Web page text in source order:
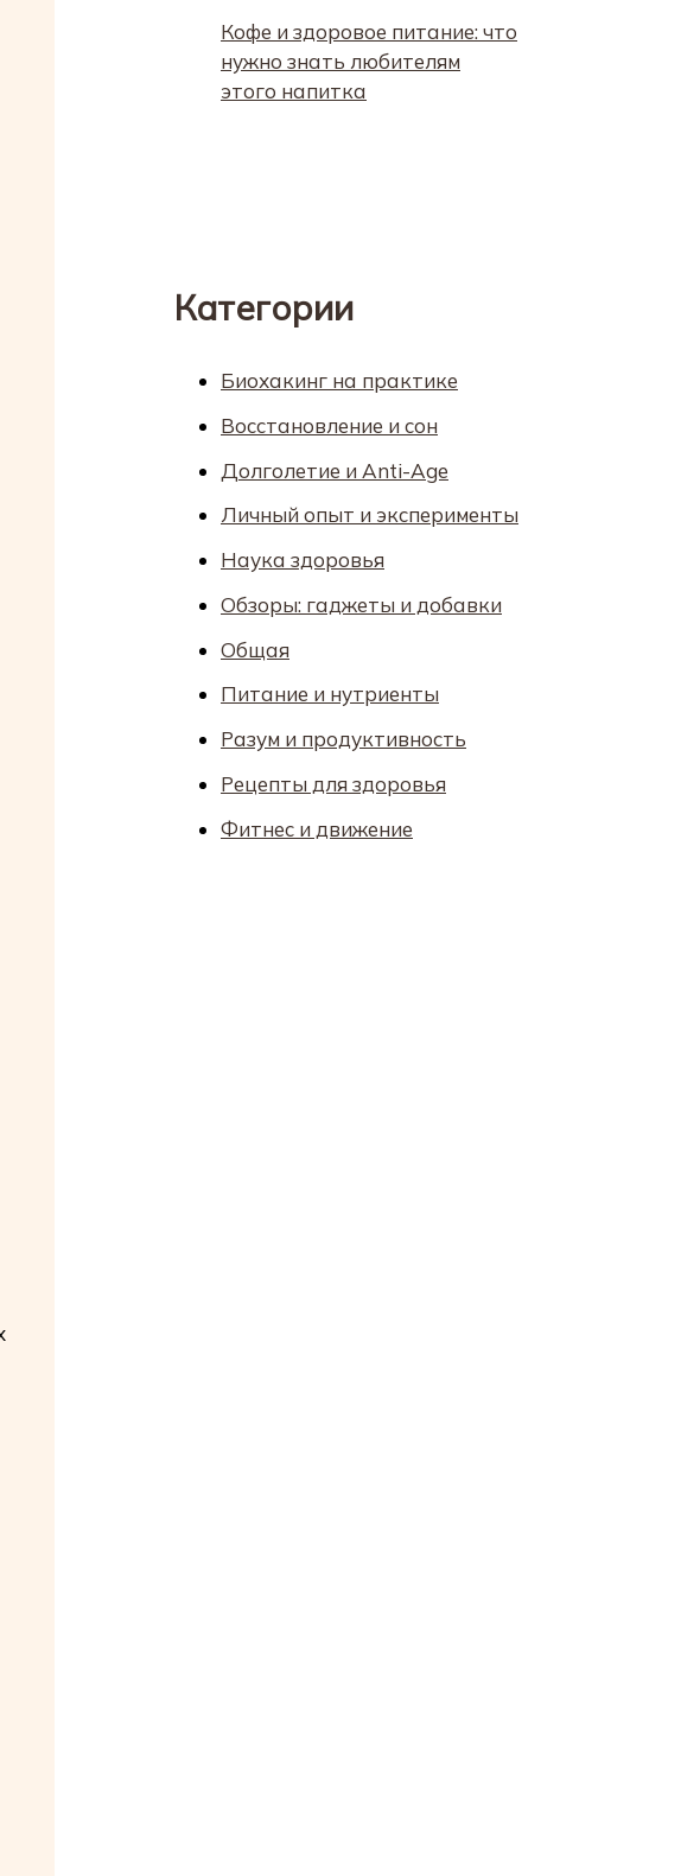
Кофе и здоровое питание: что
нужно знать любителям
этого напитка
Категории
Биохакинг на практике
Восстановление и сон
Долголетие и Anti-Age
Личный опыт и эксперименты
Наука здоровья
Обзоры: гаджеты и добавки
Общая
Питание и нутриенты
Разум и продуктивность
Рецепты для здоровья
Фитнес и движение